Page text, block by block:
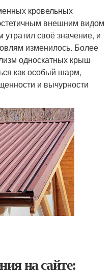
кровельных
внешним видом
своё значение, и
изменилось. Более
односкатных крыш
как особый шарм,
и вычурности
на сайте: